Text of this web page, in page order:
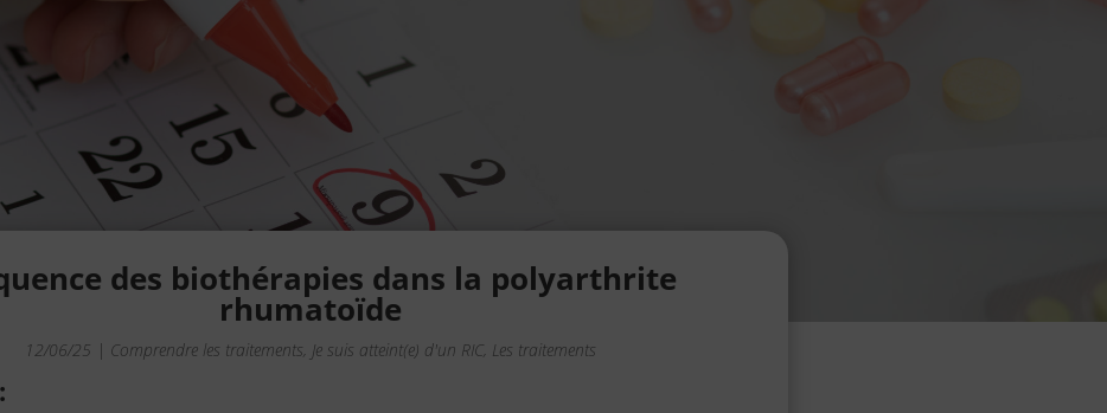
des biothérapies dans la polyarthrite
rhumatoïde
12/06/25 | Comprendre les traitements, Je suis atteint(e) d'un RIC, Les traitements